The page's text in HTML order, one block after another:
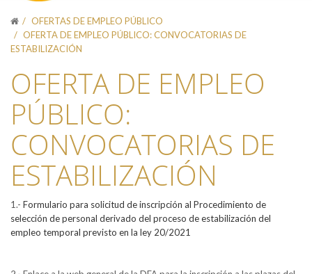
OFERTAS DE EMPLEO PÚBLICO
OFERTA DE EMPLEO PÚBLICO: CONVOCATORIAS DE
ESTABILIZACIÓN
OFERTA DE EMPLEO
PÚBLICO:
CONVOCATORIAS DE
ESTABILIZACIÓN
1.- Formulario para solicitud de inscripción al Procedimiento de
selección de personal derivado del proceso de estabilización del
empleo temporal previsto en la ley 20/2021